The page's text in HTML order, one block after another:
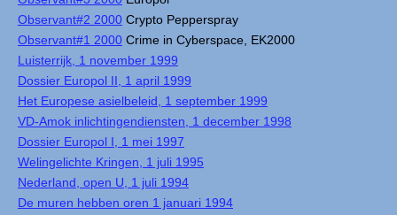
Observant#2 2000 Crypto Pepperspray
Observant#1 2000 Crime in Cyberspace, EK2000
Luisterrijk, 1 november 1999
Dossier Europol II, 1 april 1999
Het Europese asielbeleid, 1 september 1999
VD-Amok inlichtingendiensten, 1 december 1998
Dossier Europol I, 1 mei 1997
Welingelichte Kringen, 1 juli 1995
Nederland, open U, 1 juli 1994
De muren hebben oren 1 januari 1994